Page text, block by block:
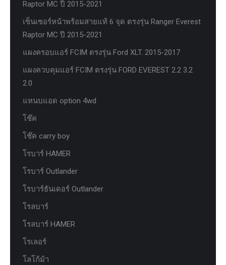
Raptor MC ปี 2015-2021
เซ็นเซอร์หน้าพร้อมสายแท้ 6 จุด ตรงรุ่น Ranger Everest
Raptor MC ปี 2015-2021
แผงครอบแอร์ FCIM ตรงรุ่น Ford XLT. 2015-2017
แผงควบคุมแอร์ FCIM ตรงรุ่น FORD EVEREST 2.2 3.2
2.0
แหนบแอด option 4wd
โช๊ค
โช๊ค carry boy
โรบาร์ HAMER
โรบาร์ Outlander
โรบาร์ธันเดอร์ Outlander
โรลบาร์
โรลบาร์ HAMER
โรเลอร์
โลโก้ม้า